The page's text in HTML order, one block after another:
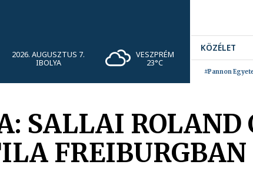
2026. AUGUSZTUS 7.
IBOLYA
VESZPRÉM
23°C
KÖZÉLET
#Pannon
SALLAI
FREIBURGBAN